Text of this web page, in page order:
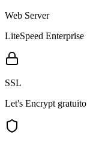
Web Server
LiteSpeed Enterprise
SSL
Let's Encrypt